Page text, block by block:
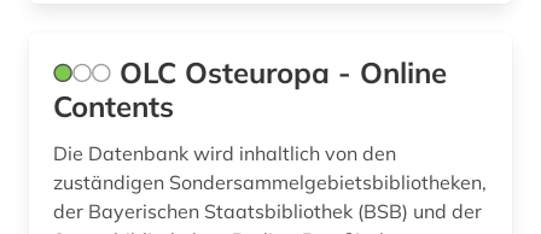
OLC Osteuropa - Online
Contents
Die Datenbank wird inhaltlich von den
zuständigen Sondersammelgebietsbibliotheken,
der Bayerischen Staatsbibliothek (BSB) und der